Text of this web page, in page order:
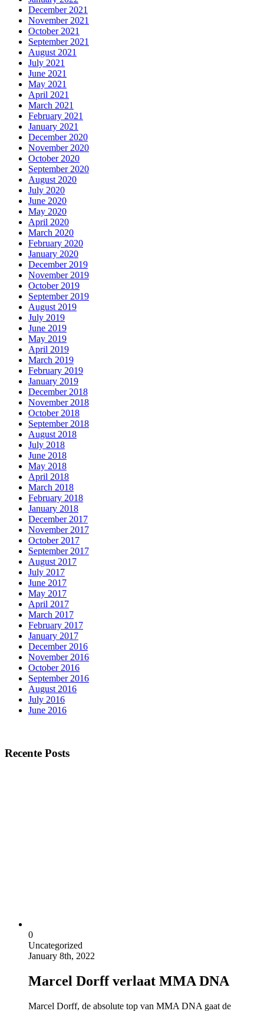
December 2021
November 2021
October 2021
September 2021
August 2021
July 2021
June 2021
May 2021
April 2021
March 2021
February 2021
January 2021
December 2020
November 2020
October 2020
September 2020
August 2020
July 2020
June 2020
May 2020
April 2020
March 2020
February 2020
January 2020
December 2019
November 2019
October 2019
September 2019
August 2019
July 2019
June 2019
May 2019
April 2019
March 2019
February 2019
January 2019
December 2018
November 2018
October 2018
September 2018
August 2018
July 2018
June 2018
May 2018
April 2018
March 2018
February 2018
January 2018
December 2017
November 2017
October 2017
September 2017
August 2017
July 2017
June 2017
May 2017
April 2017
March 2017
February 2017
January 2017
December 2016
November 2016
October 2016
September 2016
August 2016
July 2016
June 2016
Recente Posts
0
Uncategorized
January 8th, 2022
Marcel Dorff verlaat MMA DNA
Marcel Dorff, de absolute top van MMA DNA gaat de